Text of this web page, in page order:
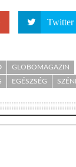
Twitter
GLOBOMAGAZIN
EGÉSZSÉG